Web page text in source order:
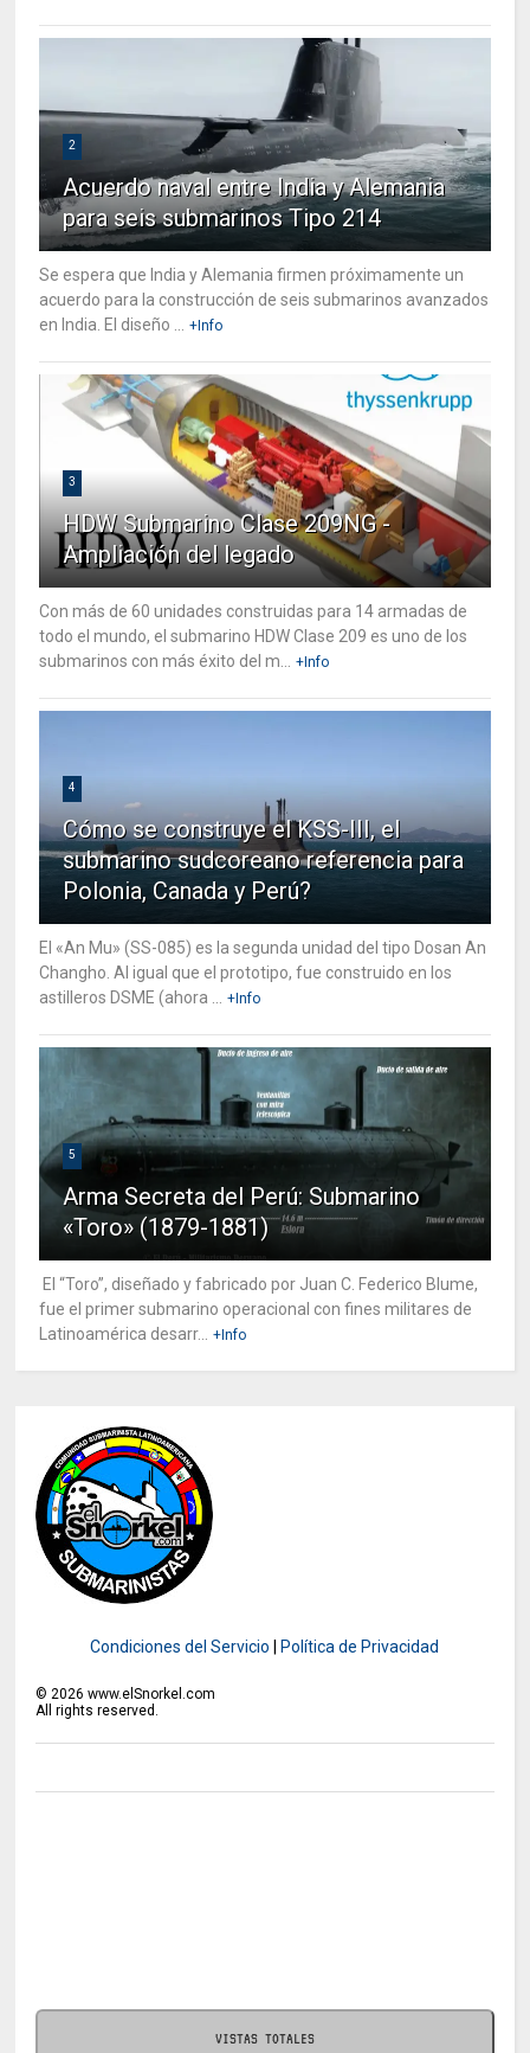
2
Acuerdo naval entre India y Alemania
para seis submarinos Tipo 214
Se espera que India y Alemania firmen próximamente un
acuerdo para la construcción de seis submarinos avanzados
en India. El diseño ... +Info
3
HDW Submarino Clase 209NG -
Ampliación del legado
Con más de 60 unidades construidas para 14 armadas de
todo el mundo, el submarino HDW Clase 209 es uno de los
submarinos con más éxito del m... +Info
4
Cómo se construye el KSS-III, el
submarino sudcoreano referencia para
Polonia, Canada y Perú?
El «An Mu» (SS-085) es la segunda unidad del tipo Dosan An
Changho. Al igual que el prototipo, fue construido en los
astilleros DSME (ahora ... +Info
5
Arma Secreta del Perú: Submarino
«Toro» (1879-1881)
El “Toro”, diseñado y fabricado por Juan C. Federico Blume,
fue el primer submarino operacional con fines militares de
Latinoamérica desarr... +Info
Condiciones del Servicio Política de Privacidad
©2026 www.elSnorkel.com
All rights reserved.
VISTAS TOTALES